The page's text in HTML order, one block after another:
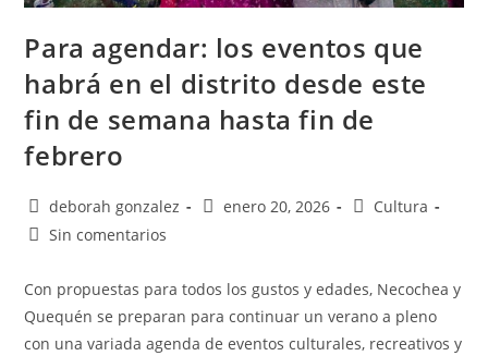
Para agendar: los eventos que
habrá en el distrito desde este
fin de semana hasta fin de
febrero
deborah gonzalez enero 20, 2026
Cultura
Sin comentarios
Con propuestas para todos los gustos y edades, Necochea y
Quequén se preparan para continuar un verano a pleno
con una variada agenda de eventos culturales, recreativos y